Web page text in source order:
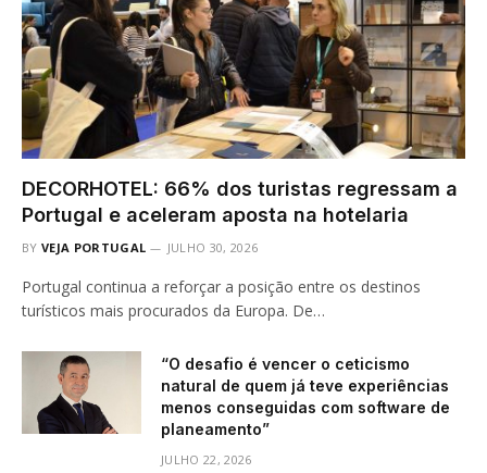
DECORHOTEL: 66% dos turistas regressam a
Portugal e aceleram aposta na hotelaria
BY VEJA PORTUGAL JULHO 30, 2026
Portugal continua a reforçar a posição entre os destinos
turísticos mais procurados da Europa. De…
“O desafio é vencer o ceticismo
natural de quem já teve experiências
menos conseguidas com software de
planeamento”
JULHO 22, 2026